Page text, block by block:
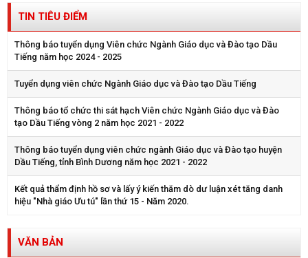
TIN TIÊU ĐIỂM
Thông báo tuyển dụng Viên chức Ngành Giáo dục và Đào tạo Dầu
Tiếng năm học 2024 - 2025
Tuyển dụng viên chức Ngành Giáo dục và Đào tạo Dầu Tiếng
Thông báo tổ chức thi sát hạch Viên chức Ngành Giáo dục và Đào
tạo Dầu Tiếng vòng 2 năm học 2021 - 2022
Thông báo tuyển dụng viên chức ngành Giáo dục và Đào tạo huyện
Dầu Tiếng, tỉnh Bình Dương năm học 2021 - 2022
Kết quả thẩm định hồ sơ và lấy ý kiến thăm dò dư luận xét tăng danh
hiệu "Nhà giáo Ưu tú" lần thứ 15 - Năm 2020.
VĂN BẢN